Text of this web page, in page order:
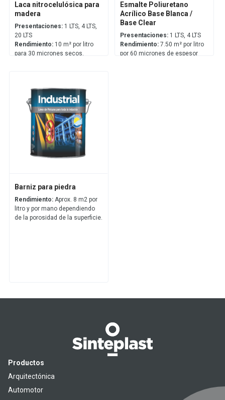
Laca nitrocelulósica para
madera
Presentaciones:1 LTS, 4 LTS,
20 LTS
Rendimiento:10 m² por litro
para 30 micrones secos.
Esmalte Poliuretano
Acrílico Base Blanca /
Base Clear
Presentaciones:1 LTS, 4 LTS
Rendimiento:7.50 m² por litro
por 60 micrones de espesor
Barniz para piedra
Rendimiento:Aprox. 8 m2 por
litro y por mano dependiendo
de la porosidad de la superficie.
Productos
Arquitectónica
Automotor